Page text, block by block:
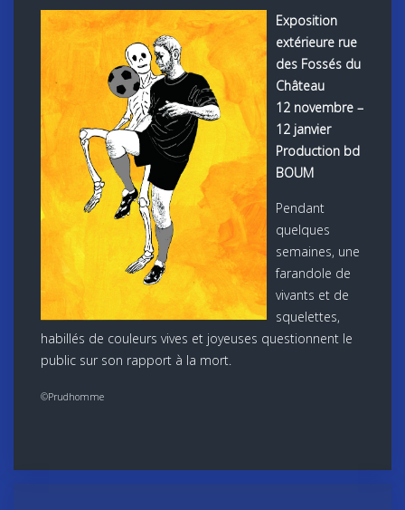
Exposition
extérieure rue
des Fossés du
Château
12 novembre –
12 janvier
Production bd
BOUM
Pendant
quelques
semaines, une
farandole de
vivants et de
squelettes,
habillés de couleurs vives et joyeuses questionnent le
public sur son rapport à la mort.
©Prudhomme